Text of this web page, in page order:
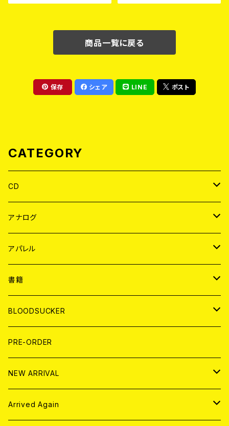
商品一覧に戻る
保存 シェア LINE ポスト
CATEGORY
CD
JAPAN
WORLD
アナログ
JAPAN
７EP
LP
WORLD
7EP
LP
アパレル
JAPAN
T-shirt
HOOD
WORLD
T-shirt
HOOD
書籍
MAGAZINE
BOLLOCKS
EL ZINE
写真集 (PHOTOBOOK)
BLOODSUCKER
CD
アナログ
アパレル
PRE-ORDER
NEW ARRIVAL
CD
Arrived Again